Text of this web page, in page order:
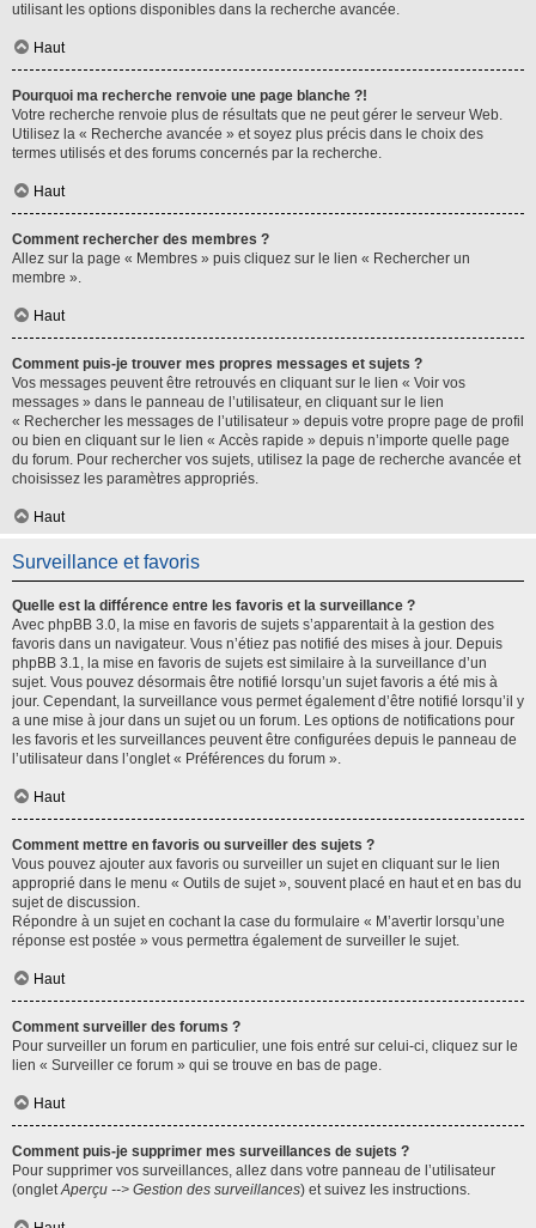
utilisant les options disponibles dans la recherche avancée.
Haut
Pourquoi ma recherche renvoie une page blanche ?!
Votre recherche renvoie plus de résultats que ne peut gérer le serveur Web.
Utilisez la « Recherche avancée » et soyez plus précis dans le choix des
termes utilisés et des forums concernés par la recherche.
Haut
Comment rechercher des membres ?
Allez sur la page « Membres » puis cliquez sur le lien « Rechercher un
membre ».
Haut
Comment puis-je trouver mes propres messages et sujets ?
Vos messages peuvent être retrouvés en cliquant sur le lien « Voir vos
messages » dans le panneau de l’utilisateur, en cliquant sur le lien
« Rechercher les messages de l’utilisateur » depuis votre propre page de profil
ou bien en cliquant sur le lien « Accès rapide » depuis n’importe quelle page
du forum. Pour rechercher vos sujets, utilisez la page de recherche avancée et
choisissez les paramètres appropriés.
Haut
Surveillance et favoris
Quelle est la différence entre les favoris et la surveillance ?
Avec phpBB 3.0, la mise en favoris de sujets s’apparentait à la gestion des
favoris dans un navigateur. Vous n’étiez pas notifié des mises à jour. Depuis
phpBB 3.1, la mise en favoris de sujets est similaire à la surveillance d’un
sujet. Vous pouvez désormais être notifié lorsqu’un sujet favoris a été mis à
jour. Cependant, la surveillance vous permet également d’être notifié lorsqu’il y
a une mise à jour dans un sujet ou un forum. Les options de notifications pour
les favoris et les surveillances peuvent être configurées depuis le panneau de
l’utilisateur dans l’onglet « Préférences du forum ».
Haut
Comment mettre en favoris ou surveiller des sujets ?
Vous pouvez ajouter aux favoris ou surveiller un sujet en cliquant sur le lien
approprié dans le menu « Outils de sujet », souvent placé en haut et en bas du
sujet de discussion.
Répondre à un sujet en cochant la case du formulaire « M’avertir lorsqu’une
réponse est postée » vous permettra également de surveiller le sujet.
Haut
Comment surveiller des forums ?
Pour surveiller un forum en particulier, une fois entré sur celui-ci, cliquez sur le
lien « Surveiller ce forum » qui se trouve en bas de page.
Haut
Comment puis-je supprimer mes surveillances de sujets ?
Pour supprimer vos surveillances, allez dans votre panneau de l’utilisateur
(ongletAperçu --> Gestion des surveillances) et suivez les instructions.